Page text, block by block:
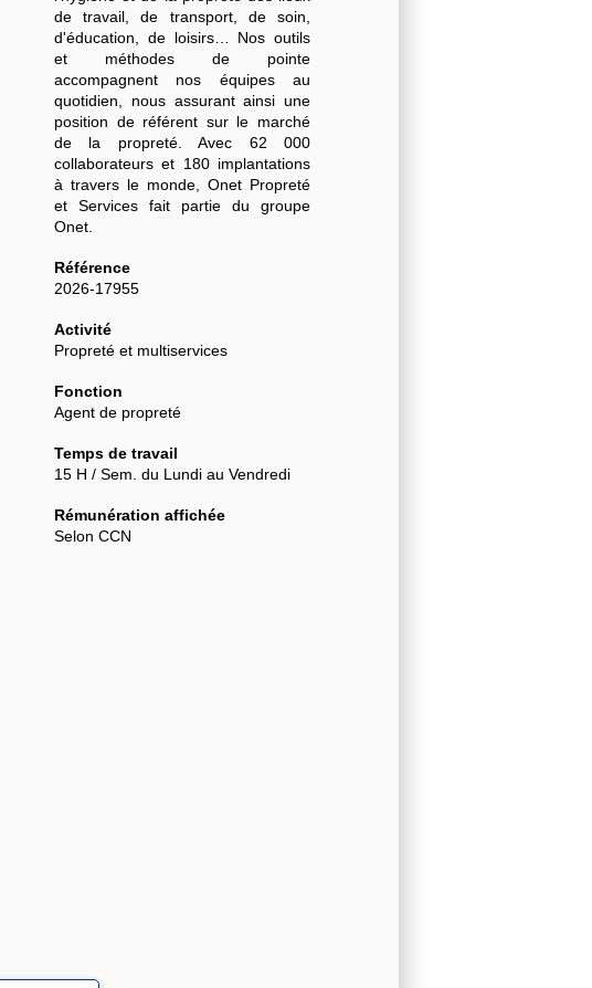
de travail, de transport, de soin,
d'éducation, de loisirs… Nos outils
et méthodes de pointe
accompagnent nos équipes au
quotidien, nous assurant ainsi une
position de référent sur le marché
de la propreté. Avec 62 000
collaborateurs et 180 implantations
à travers le monde, Onet Propreté
et Services fait partie du groupe
Onet.
Référence
2026-17955
Activité
Propreté et multiservices
Fonction
Agent de propreté
Temps de travail
15 H / Sem. du Lundi au Vendredi
Rémunération affichée
Selon CCN